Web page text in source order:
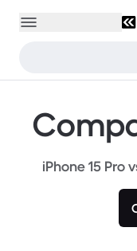
iPhone 15 Pro